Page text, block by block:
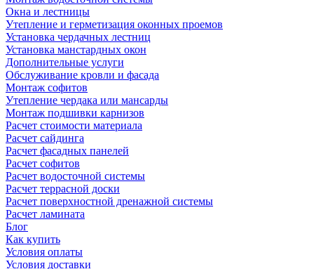
Окна и лестницы
Утепление и герметизация оконных проемов
Установка чердачных лестниц
Установка манстардных окон
Дополнительные услуги
Обслуживание кровли и фасада
Монтаж софитов
Утепление чердака или мансарды
Монтаж подшивки карнизов
Расчет стоимости материала
Расчет сайдинга
Расчет фасадных панелей
Расчет софитов
Расчет водосточной системы
Расчет террасной доски
Расчет поверхностной дренажной системы
Расчет ламината
Блог
Как купить
Условия оплаты
Условия доставки